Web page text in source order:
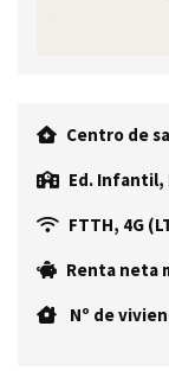
Centro de
Ed. Infantil,
FTTH, 4G
Renta neta
Nº de